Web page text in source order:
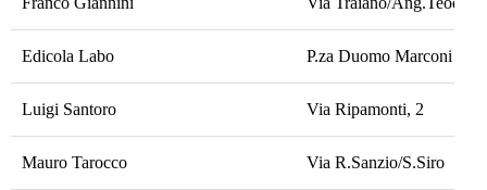
Edicola Labo P.za Duomo Marconi
Luigi Santoro Via Ripamonti, 2
Mauro Tarocco Via R.Sanzio/S.Siro